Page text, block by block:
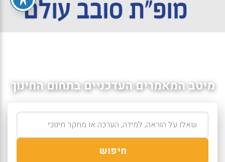
מיטב המאמרים העדכניים בתחום החינוך
חיפוש